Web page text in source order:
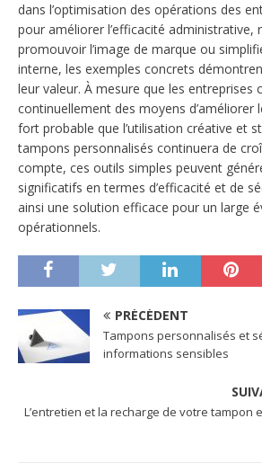
dans l’optimisation des opérations des
pour améliorer l’efficacité administrative,
promouvoir l’image de marque ou
interne, les exemples concrets
leur valeur. À mesure que les entreprises
continuellement des moyens d’améliorer
fort probable que l’utilisation créative et
tampons personnalisés continuera de
compte, ces outils simples peuvent
significatifs en termes d’efficacité et de
ainsi une solution efficace pour un large
opérationnels.
PRÉCÉDENT
Tampons personnalisés et
informations sensibles
L’entretien et la recharge de votre tampon